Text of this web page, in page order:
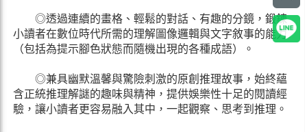
◎透過連續的畫格、輕鬆的對話、有趣的分鏡，鍛鍊
小讀者在數位時代所需的理解圖像邏輯與文字敘事的能力
（包括為提示腳色狀態而隨機出現的各種成語）。
◎兼具幽默溫馨與驚險刺激的原創推理故事，始終蘊
含正統推理解謎的趣味與精神，提供娛樂性十足的閱讀經
驗，讓小讀者更容易融入其中，一起觀察、思考到推理。